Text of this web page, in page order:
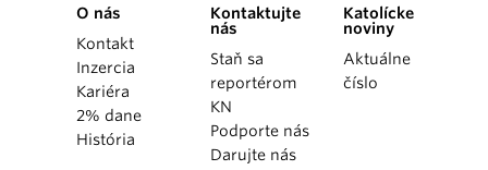
O nás
Kontakt
Inzercia
Kariéra
2% dane
História
Kontaktujte
nás
Staň sa
reportérom
KN
Podporte nás
Darujte nás
Katolícke
noviny
Aktuálne
číslo